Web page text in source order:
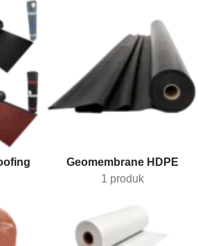
Geomembrane HDPE
1 produk